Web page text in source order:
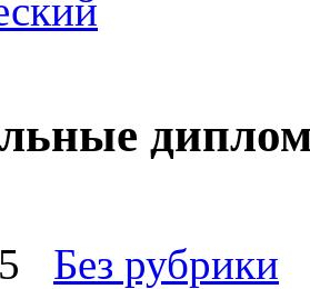
Без рубрики